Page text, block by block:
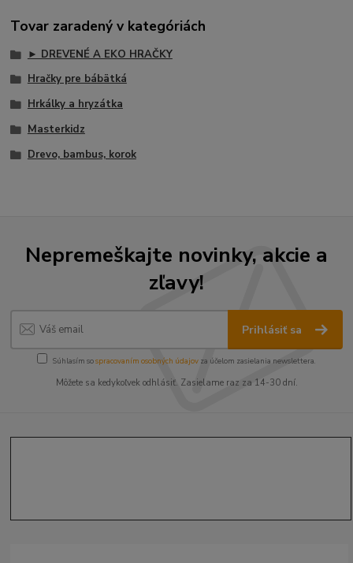
Tovar zaradený v kategóriách
► DREVENÉ A EKO HRAČKY
Hračky pre bábätká
Hrkálky a hryzátka
Masterkidz
Drevo, bambus, korok
Nepremeškajte novinky, akcie a
zľavy!
Prihlásiť sa
Súhlasím sospracovaním osobných údajov za účelom zasielania newslettera.
Môžete sa kedykoľvek odhlásiť. Zasielame raz za 14-30 dní.